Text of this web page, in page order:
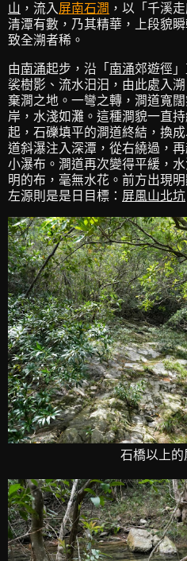
山 ，流入 屏南石澗 ，以「千溪
清潭有數，乃其精華，上段貌
致全溯者稀。
由南涌起步，沿「 南涌郊遊徑
裟樹影、流水汨汨，由此處入
棄澗之地。一彎之轉，澗道寬
岸，水淺如灘。這種澗貌一直
起，石礫填平的澗道終結，換
道斜瀑注入深潭，從右繞過，
小瀑布。澗道再次變得平緩，
明的布，毫無水花。前方出現
左源則是是日目標： 屏風山北坑
石橋以上的